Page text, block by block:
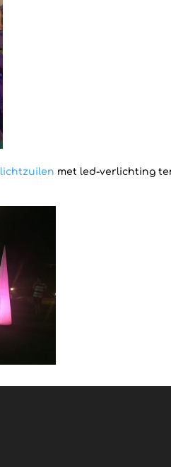
lichtzuilen met led-verlichting